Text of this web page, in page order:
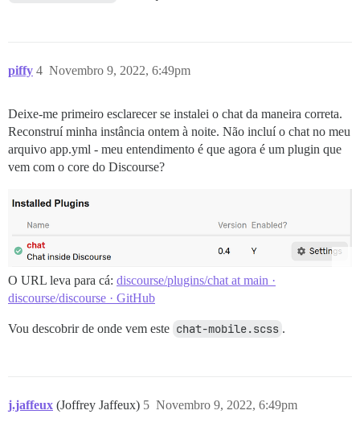
piffy Novembro 9, 2022, 6:49pm
4
Deixe-me primeiro esclarecer se instalei o chat da maneira correta.
Reconstruí minha instância ontem à noite. Não incluí o chat no meu
arquivo app.yml - meu entendimento é que agora é um plugin que
vem com o core do Discourse?
O URL leva para cá: discourse/plugins/chat at main ·
discourse/discourse · GitHub
Vou descobrir de onde vem este chat-mobile.scss .
j.jaffeux (Joffrey Jaffeux) Novembro 9, 2022, 6:49pm
5